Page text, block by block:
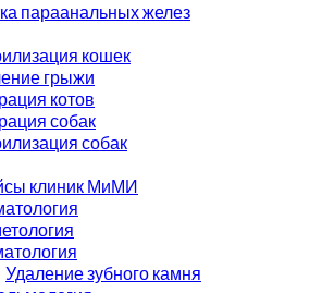
параанальных желез
кошек
грыжи
котов
собак
собак
клиник МиМИ
Удаление зубного камня